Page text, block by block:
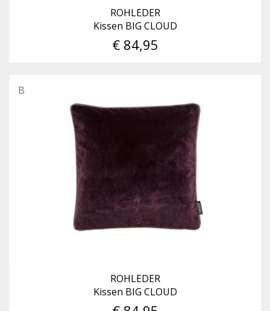
ROHLEDER
Kissen BIG CLOUD
€ 84,95
B
ROHLEDER
Kissen BIG CLOUD